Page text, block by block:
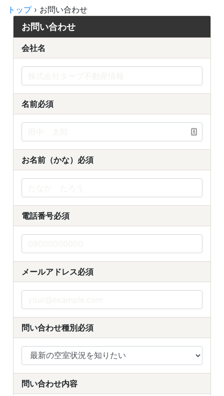
トップ› お問い合わせ
お問い合わせ
会社名
名前必須
お名前（かな） 必須
電話番号必須
メールアドレス必須
問い合わせ種別 必須
問い合わせ内容